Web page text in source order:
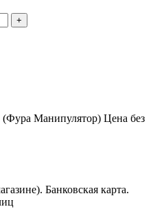
+
(Фура Манипулятор) Цена без
Банковская карта.